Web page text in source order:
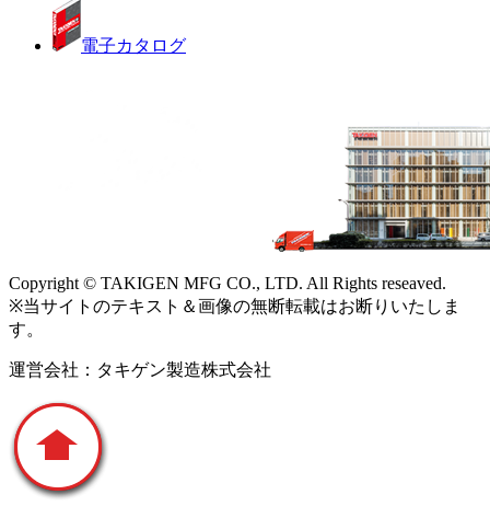
電子カタログ
Copyright © TAKIGEN MFG CO., LTD. All Rights reseaved.
※当サイトのテキスト＆画像の無断転載はお断りいたしま
す。
運営会社：タキゲン製造株式会社